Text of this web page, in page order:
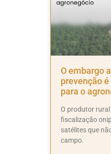
O embargo
prevenção
para o
O produtor
fiscalização
satélites que
campo.